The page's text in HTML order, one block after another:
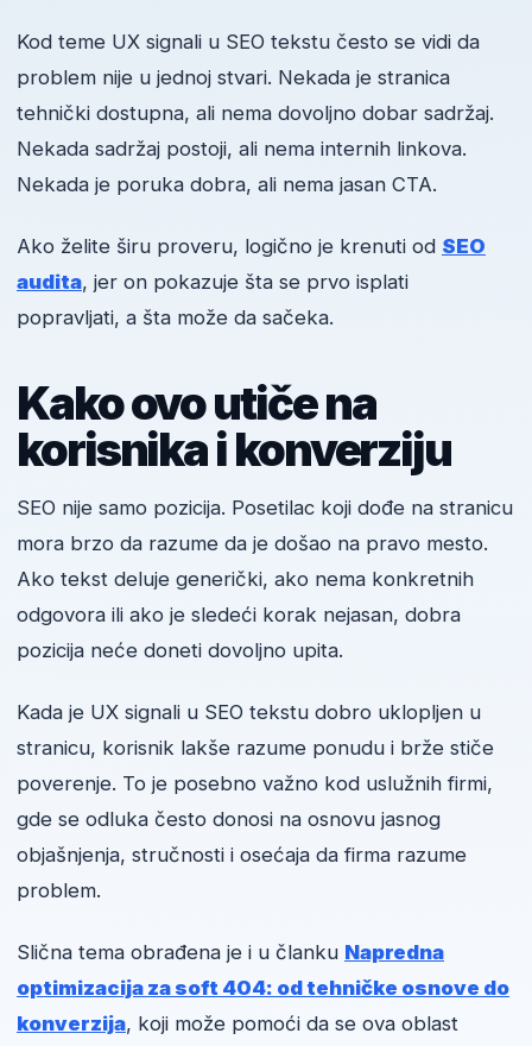
Kod teme UX signali u SEO tekstu često se vidi da
problem nije u jednoj stvari. Nekada je stranica
tehnički dostupna, ali nema dovoljno dobar sadržaj.
Nekada sadržaj postoji, ali nema internih linkova.
Nekada je poruka dobra, ali nema jasan CTA.
Ako želite širu proveru, logično je krenuti od SEO
audita, jer on pokazuje šta se prvo isplati
popravljati, a šta može da sačeka.
Kako ovo utiče na
korisnika i konverziju
SEO nije samo pozicija. Posetilac koji dođe na stranicu
mora brzo da razume da je došao na pravo mesto.
Ako tekst deluje generički, ako nema konkretnih
odgovora ili ako je sledeći korak nejasan, dobra
pozicija neće doneti dovoljno upita.
Kada je UX signali u SEO tekstu dobro uklopljen u
stranicu, korisnik lakše razume ponudu i brže stiče
poverenje. To je posebno važno kod uslužnih firmi,
gde se odluka često donosi na osnovu jasnog
objašnjenja, stručnosti i osećaja da firma razume
problem.
Slična tema obrađena je i u članku Napredna
optimizacija za soft 404: od tehničke osnove do
konverzija, koji može pomoći da se ova oblast